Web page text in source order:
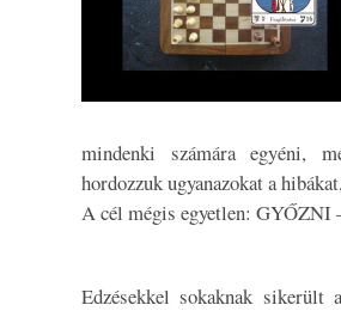
mindenki számára egyéni,
hordozzuk ugyanazokat a
A cél mégis egyetlen: GYŐZNI
Edzésekkel sokaknak